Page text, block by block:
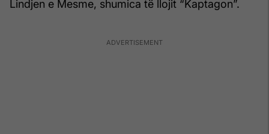
Lindjen e Mesme, shumica të llojit “Kaptagon”.